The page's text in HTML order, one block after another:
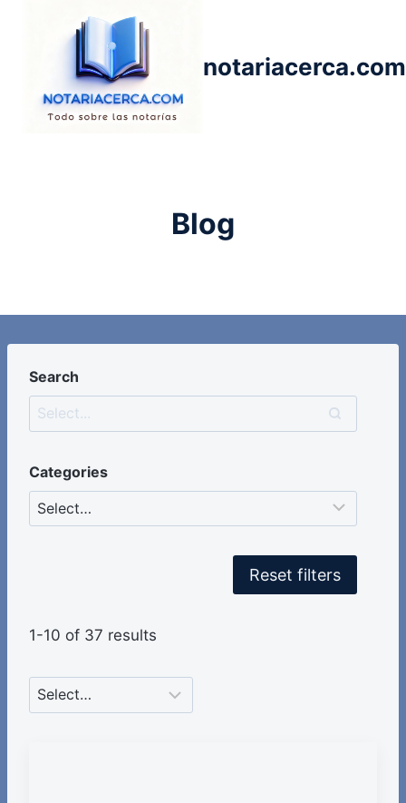
notariacerca.com
Blog
Search
Categories
Reset filters
1-10 of 37 results